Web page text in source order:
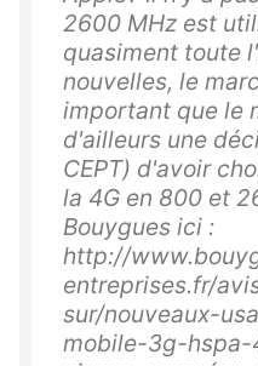
2600 MHz est
quasiment toute
nouvelles, le
important que le
d'ailleurs une
CEPT) d'avoir
la 4G en 800 et
Bouygues ici :
http://
entreprises.fr/
sur/nouveaux-
mobile-3g-